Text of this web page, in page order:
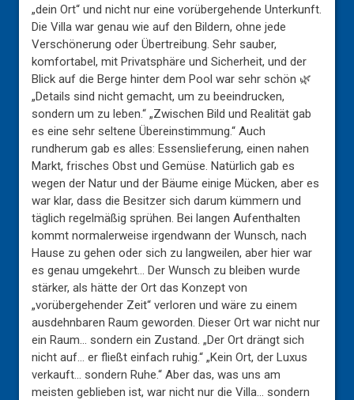
„dein Ort“ und nicht nur eine vorübergehende Unterkunft.
Die Villa war genau wie auf den Bildern, ohne jede
Verschönerung oder Übertreibung. Sehr sauber,
komfortabel, mit Privatsphäre und Sicherheit, und der
Blick auf die Berge hinter dem Pool war sehr schön 🌿
„Details sind nicht gemacht, um zu beeindrucken,
sondern um zu leben.“ „Zwischen Bild und Realität gab
es eine sehr seltene Übereinstimmung.“ Auch
rundherum gab es alles: Essenslieferung, einen nahen
Markt, frisches Obst und Gemüse. Natürlich gab es
wegen der Natur und der Bäume einige Mücken, aber es
war klar, dass die Besitzer sich darum kümmern und
täglich regelmäßig sprühen. Bei langen Aufenthalten
kommt normalerweise irgendwann der Wunsch, nach
Hause zu gehen oder sich zu langweilen, aber hier war
es genau umgekehrt… Der Wunsch zu bleiben wurde
stärker, als hätte der Ort das Konzept von
„vorübergehender Zeit“ verloren und wäre zu einem
ausdehnbaren Raum geworden. Dieser Ort war nicht nur
ein Raum… sondern ein Zustand. „Der Ort drängt sich
nicht auf… er fließt einfach ruhig.“ „Kein Ort, der Luxus
verkauft… sondern Ruhe.“ Aber das, was uns am
meisten geblieben ist, war nicht nur die Villa… sondern